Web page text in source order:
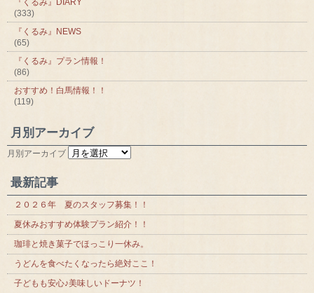
『くるみ』DIARY
(333)
『くるみ』NEWS
(65)
『くるみ』プラン情報！
(86)
おすすめ！白馬情報！！
(119)
月別アーカイブ
月別アーカイブ
最新記事
２０２６年 夏のスタッフ募集！！
夏休みおすすめ体験プラン紹介！！
珈琲と焼き菓子でほっこり一休み。
うどんを食べたくなったら絶対ここ！
子どもも安心♪美味しいドーナツ！